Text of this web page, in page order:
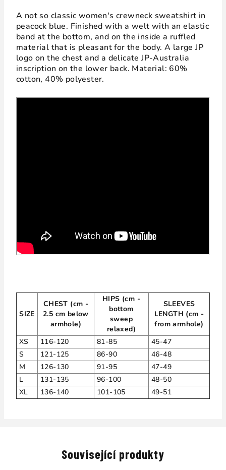
A not so classic women's crewneck sweatshirt in
peacock blue. Finished with a welt with an elastic
band at the bottom, and on the inside a ruffled
material that is pleasant for the body. A large JP
logo on the chest and a delicate JP-Australia
inscription on the lower back. Material: 60%
cotton, 40% polyester.
SIZE
CHEST (cm -
2.5 cm below
armhole)
HIPS (cm -
bottom
sweep
relaxed)
SLEEVES
LENGTH (cm -
from armhole)
XS
116-120 81-85
45-47
S
121-125 86-90
46-48
M
126-130 91-95
47-49
L
131-135 96-100
48-50
XL
136-140 101-105 49-51
Související produkty